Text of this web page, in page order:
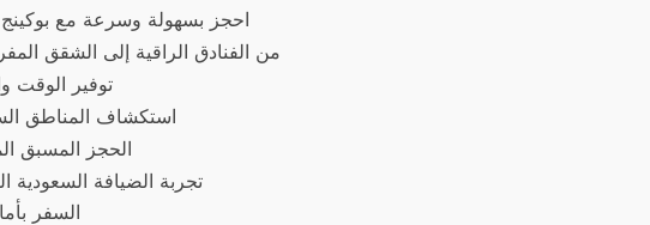
احجز بسهولة وسرعة مع
من الفنادق الراقية إلى الشقق
توفير الوقت
استكشاف المناطق
الحجز المسبق
تجربة الضيافة السعودية
السفر